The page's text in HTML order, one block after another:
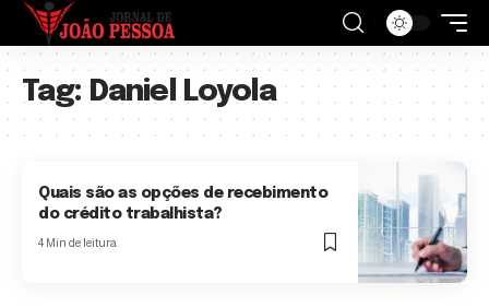
Tag: Daniel Loyola
Quais são as opções de recebimento
do crédito trabalhista?
4 Min de leitura